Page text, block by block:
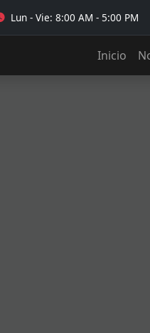
Lun - Vie: 8:00 AM - 5:00 PM
Inicio